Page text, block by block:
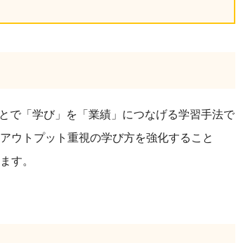
で「学び」を「業績」につなげる学習手法で
ウトプット重視の学び方を強化すること
す。